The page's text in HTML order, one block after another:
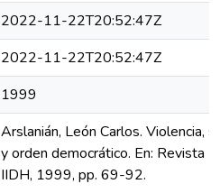
2022-11-22T20:52:47Z
2022-11-22T20:52:47Z
1999
Arslanián, León Carlos. Violencia,
y orden democrático. En: Revista
IIDH, 1999, pp. 69-92.